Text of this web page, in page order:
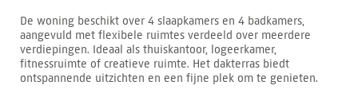
De woning beschikt over 4 slaapkamers en 4 badkamers,
aangevuld met flexibele ruimtes verdeeld over meerdere
verdiepingen. Ideaal als thuiskantoor, logeerkamer,
fitnessruimte of creatieve ruimte. Het dakterras biedt
ontspannende uitzichten en een fijne plek om te genieten.